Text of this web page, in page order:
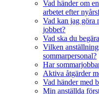
Vad händer om
arbetet efter
Vad kan jag göra
jobbet?
Vad ska du
Vilken
sommarpersonal?
Har
Aktiva åtgärder
Vad händer med
Min anställda